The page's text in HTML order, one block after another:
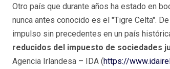
Otro país que durante años ha estado en
nunca antes conocido es el "Tigre Celta".
impulso sin precedentes en un país
reducidos del impuesto de sociedades
Agencia Irlandesa – IDA (https://